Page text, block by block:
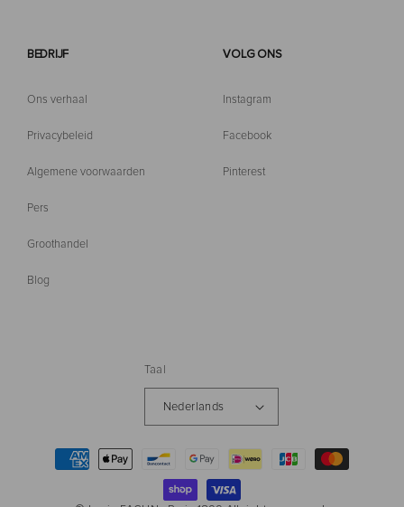
BEDRIJF
Ons verhaal
Privacybeleid
Algemene voorwaarden
Pers
Groothandel
Blog
VOLG ONS
Instagram
Facebook
Pinterest
Taal
Nederlands
Betaalmethoden